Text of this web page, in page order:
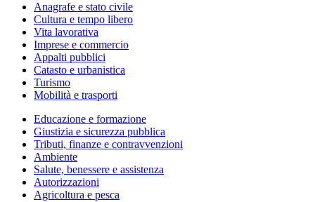
Anagrafe e stato civile
Cultura e tempo libero
Vita lavorativa
Imprese e commercio
Appalti pubblici
Catasto e urbanistica
Turismo
Mobilità e trasporti
Educazione e formazione
Giustizia e sicurezza pubblica
Tributi, finanze e contravvenzioni
Ambiente
Salute, benessere e assistenza
Autorizzazioni
Agricoltura e pesca